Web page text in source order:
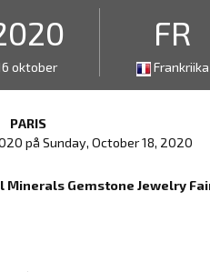
oktober
FR
Frankriika
PARIS
på Sunday, October 18, 2020
Gemstone Jewelry